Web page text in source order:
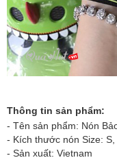
Thông tin sản phẩm:
- Tên sản phẩm: Nón
- Kích thước nón Size:
- Sản xuất: Vietnam